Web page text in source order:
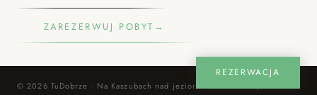
REZERWACJA
ZAREZERWUJ POBYT →
© 2026 TuDobrze · Na Kaszubach nad jeziorem